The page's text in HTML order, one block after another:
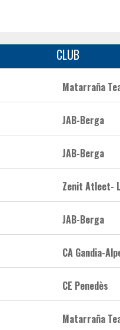
CLUB
Matarraña
JAB-Berga
JAB-Berga
Zenit Atleet-
JAB-Berga
CA Gandia-
CE Penedès
Matarraña